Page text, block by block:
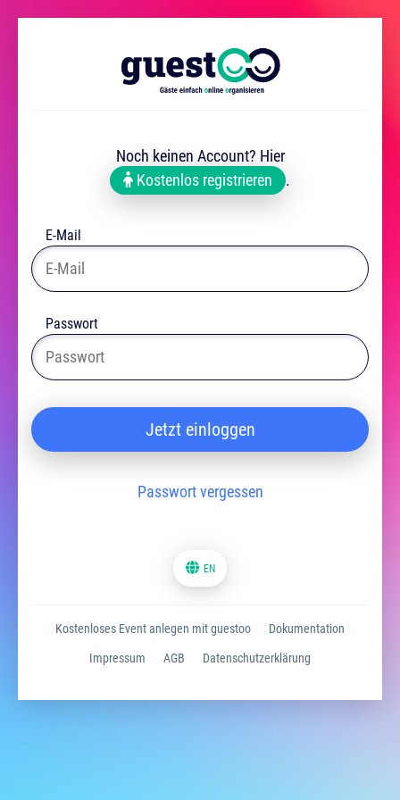
Noch keinen Account? Hier
Kostenlos registrieren
.
E-Mail
Passwort
Jetzt einloggen
Passwort vergessen
EN
Kostenloses Event anlegen mit guestoo Dokumentation
Impressum AGB Datenschutzerklärung